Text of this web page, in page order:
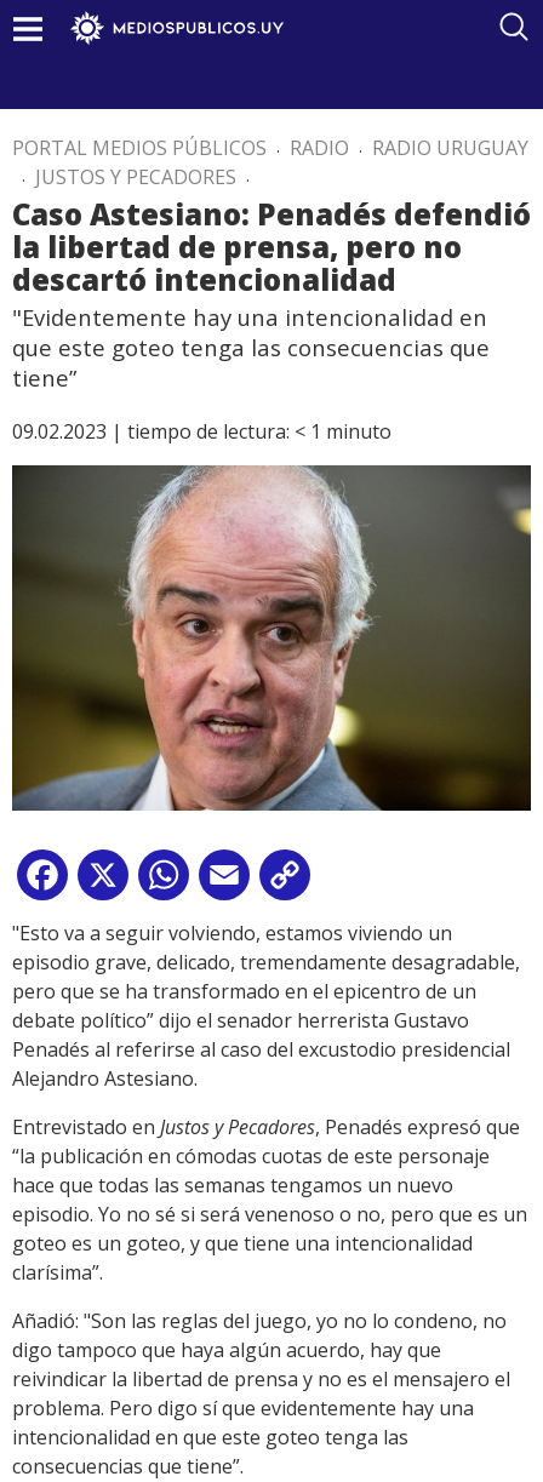
PORTAL MEDIOS PÚBLICOS . RADIO . RADIO URUGUAY
. JUSTOS Y PECADORES .
Caso Astesiano: Penadés defendió
la libertad de prensa, pero no
descartó intencionalidad
"Evidentemente hay una intencionalidad en
que este goteo tenga las consecuencias que
tiene”
09.02.2023 | tiempo de lectura: < 1 minuto
Facebook
X WhatsApp
Email
Link
"Esto va a seguir volviendo, estamos viviendo un
episodio grave, delicado, tremendamente desagradable,
pero que se ha transformado en el epicentro de un
debate político” dijo el senador herrerista Gustavo
Penadés al referirse al caso del excustodio presidencial
Alejandro Astesiano.
Entrevistado en Justos y Pecadores, Penadés expresó que
“la publicación en cómodas cuotas de este personaje
hace que todas las semanas tengamos un nuevo
episodio. Yo no sé si será venenoso o no, pero que es un
goteo es un goteo, y que tiene una intencionalidad
clarísima”.
Añadió: "Son las reglas del juego, yo no lo condeno, no
digo tampoco que haya algún acuerdo, hay que
reivindicar la libertad de prensa y no es el mensajero el
problema. Pero digo sí que evidentemente hay una
intencionalidad en que este goteo tenga las
consecuencias que tiene”.